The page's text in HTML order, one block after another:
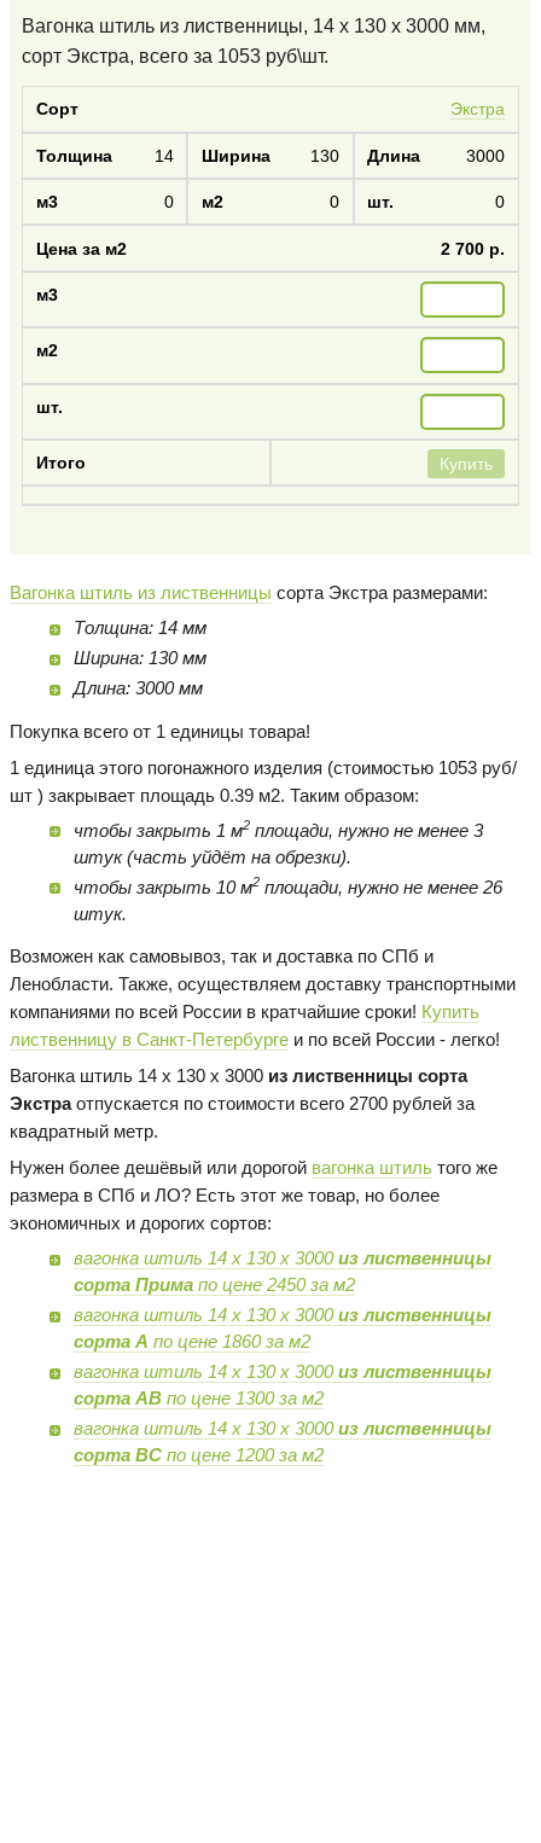
Вагонка штиль из лиственницы, 14 x 130 x 3000 мм,
сорт Экстра, всего за 1053 руб\шт.
Экстра
14 130 3000
0 0 0
2 700 р.
Купить
Вагонка штиль из лиственницы сорта Экстра размерами:
Толщина: 14 мм
Ширина: 130 мм
Длина: 3000 мм
Покупка всего от 1 единицы товара!
1 единица этого погонажного изделия (стоимостью 1053 руб/
шт ) закрывает площадь 0.39 м2. Таким образом:
чтобы закрыть 1 м2площади, нужно не менее 3
штук (часть уйдёт на обрезки).
чтобы закрыть 10 м2площади, нужно не менее 26
штук.
Возможен как самовывоз, так и доставка по СПб и
Ленобласти. Также, осуществляем доставку транспортными
компаниями по всей России в кратчайшие сроки! Купить
лиственницу в Санкт-Петербурге и по всей России - легко!
Вагонка штиль 14 х 130 х 3000 из лиственницы сорта
Экстраотпускается по стоимости всего 2700 рублей за
квадратный метр.
Нужен более дешёвый или дорогой вагонка штиль того же
размера в СПб и ЛО? Есть этот же товар, но более
экономичных и дорогих сортов:
вагонка штиль 14 х 130 х 3000из лиственницы
сорта Примапо цене 2450 за м2
вагонка штиль 14 х 130 х 3000из лиственницы
сорта А по цене 1860 за м2
вагонка штиль 14 х 130 х 3000из лиственницы
сорта ABпо цене 1300 за м2
вагонка штиль 14 х 130 х 3000из лиственницы
сорта BCпо цене 1200 за м2